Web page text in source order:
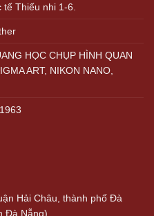
Thiếu nhi 1-6.
HỌC CHỤP HÌNH QUAN
ART, NIKON NANO,
Hải Châu, thành phố Đà
Đà Nẵng)